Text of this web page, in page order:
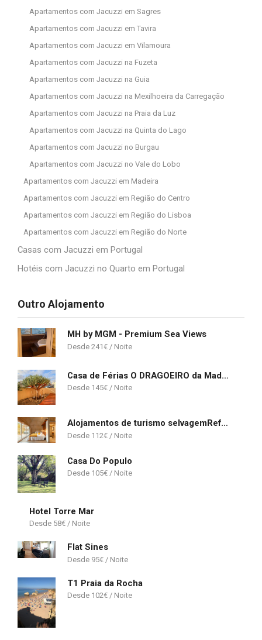
Apartamentos com Jacuzzi em Sagres
Apartamentos com Jacuzzi em Tavira
Apartamentos com Jacuzzi em Vilamoura
Apartamentos com Jacuzzi na Fuzeta
Apartamentos com Jacuzzi na Guia
Apartamentos com Jacuzzi na Mexilhoeira da Carregação
Apartamentos com Jacuzzi na Praia da Luz
Apartamentos com Jacuzzi na Quinta do Lago
Apartamentos com Jacuzzi no Burgau
Apartamentos com Jacuzzi no Vale do Lobo
Apartamentos com Jacuzzi em Madeira
Apartamentos com Jacuzzi em Região do Centro
Apartamentos com Jacuzzi em Região do Lisboa
Apartamentos com Jacuzzi em Região do Norte
Casas com Jacuzzi em Portugal
Hotéis com Jacuzzi no Quarto em Portugal
Outro Alojamento
MH by MGM - Premium Sea Views
241€
Casa de Férias O DRAGOEIRO da Madalena!
145€
Alojamentos de turismo selvagemRefúgio das Poldras
112€
Casa Do Populo
105€
Hotel Torre Mar
58€
Flat Sines
95€
T1 Praia da Rocha
102€